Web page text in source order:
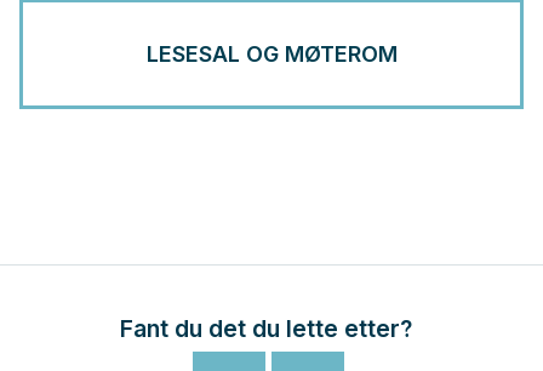
LESESAL OG MØTEROM
Fant du det du lette etter?